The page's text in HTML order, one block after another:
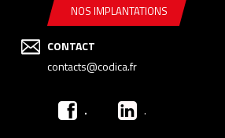
NOS IMPLANTATIONS
CONTACT
contacts@codica.fr
. .